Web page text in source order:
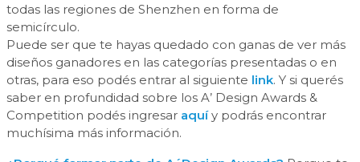
todas las regiones de Shenzhen en forma de
semicírculo.
Puede ser que te hayas quedado con ganas de ver más
diseños ganadores en las categorías presentadas o en
otras, para eso podés entrar al siguiente link. Y si querés
saber en profundidad sobre los A’ Design Awards &
Competition podés ingresar aquíy podrás encontrar
muchísima más información.